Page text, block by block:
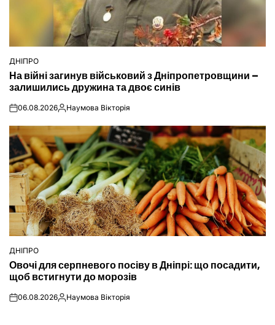
ОПУБЛІКУВАТИ
У
ДНІПРО
На війні загинув військовий з Дніпропетровщини –
залишились дружина та двоє синів
on06.08.2026Опубліковано
Наумова Вікторія
ОПУБЛІКУВАТИ
У
ДНІПРО
Овочі для серпневого посіву в Дніпрі: що посадити,
щоб встигнути до морозів
on06.08.2026Опубліковано
Наумова Вікторія